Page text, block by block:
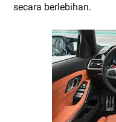
secara berlebihan.